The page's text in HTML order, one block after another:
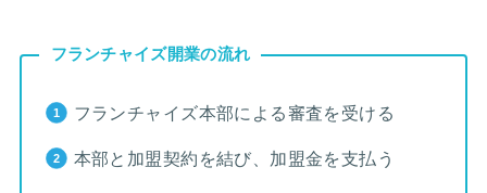
フランチャイズ開業の流れ
フランチャイズ本部による審査を受ける
本部と加盟契約を結び、加盟金を支払う